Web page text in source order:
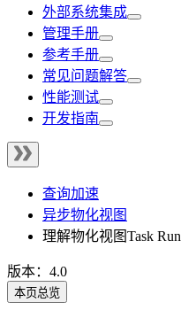
外部系统集成
管理手册
参考手册
常见问题解答
性能测试
开发指南
查询加速
异步物化视图
理解物化视图Task Run
版本：4.0
本页总览